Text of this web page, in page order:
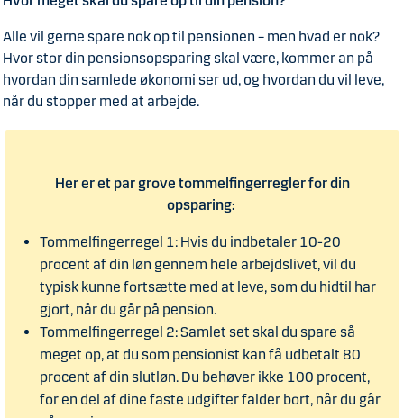
Alle vil gerne spare nok op til pensionen – men hvad er nok?
Hvor stor din pensionsopsparing skal være, kommer an på
hvordan din samlede økonomi ser ud, og hvordan du vil leve,
når du stopper med at arbejde.
Her er et par grove tommelfingerregler for din
opsparing:
Tommelfingerregel 1: Hvis du indbetaler 10-20
procent af din løn gennem hele arbejdslivet, vil du
typisk kunne fortsætte med at leve, som du hidtil har
gjort, når du går på pension.
Tommelfingerregel 2: Samlet set skal du spare så
meget op, at du som pensionist kan få udbetalt 80
procent af din slutløn. Du behøver ikke 100 procent,
for en del af dine faste udgifter falder bort, når du går